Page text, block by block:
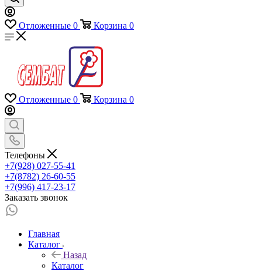
Отложенные 0 Корзина 0
Отложенные 0 Корзина 0
Телефоны
+7(928) 027-55-41
+7(8782) 26-60-55
+7(996) 417-23-17
Заказать звонок
Главная
Каталог
Назад
Каталог